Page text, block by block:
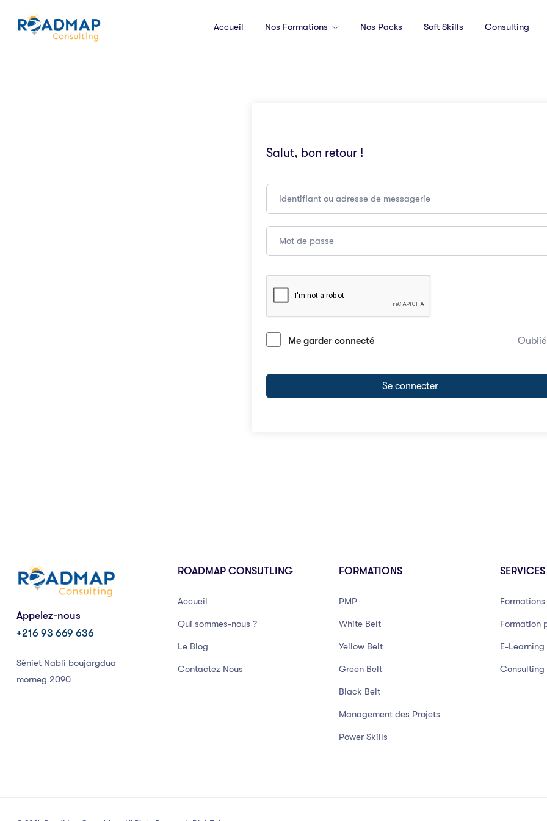
Accueil Nos Formations Nos Packs Soft Skills Consulting
Salut, bon retour !
Me garder connecté
Se connecter
Appelez-nous
+216 93 669 636
Séniet Nabli boujargdua
morneg 2090
ROADMAP CONSUTLING
Accueil
Qui sommes-nous ?
Le Blog
Contactez Nous
FORMATIONS
PMP
White Belt
Yellow Belt
Green Belt
Black Belt
Management des Projets
Power Skills
SERVICES
Formation
E-Learning
Consulting